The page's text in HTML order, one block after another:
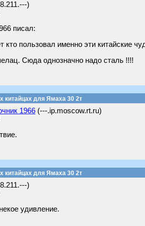
)
писал:
кто пользовал именно эти китайские
Сюда однозначно надо сталь !!!!
китайцах для Ямаха 30 2т
1966 (---.ip.moscow.rt.ru)
китайцах для Ямаха 30 2т
)
удивление.